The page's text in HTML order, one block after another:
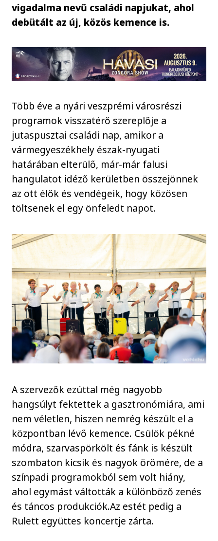
vigadalma nevű családi napjukat, ahol
debütált az új, közös kemence is.
Több éve a nyári veszprémi városrészi
programok visszatérő szereplője a
jutaspusztai családi nap, amikor a
vármegyeszékhely észak-nyugati
határában elterülő, már-már falusi
hangulatot idéző kerületben összejönnek
az ott élők és vendégeik, hogy közösen
töltsenek el egy önfeledt napot.
A szervezők ezúttal még nagyobb
hangsúlyt fektettek a gasztronómiára, ami
nem véletlen, hiszen nemrég készült el a
központban lévő kemence. Csülök pékné
módra, szarvaspörkölt és fánk is készült
szombaton kicsik és nagyok örömére, de a
színpadi programokból sem volt hiány,
ahol egymást váltották a különböző zenés
és táncos produkciók.Az estét pedig a
Rulett együttes koncertje zárta.